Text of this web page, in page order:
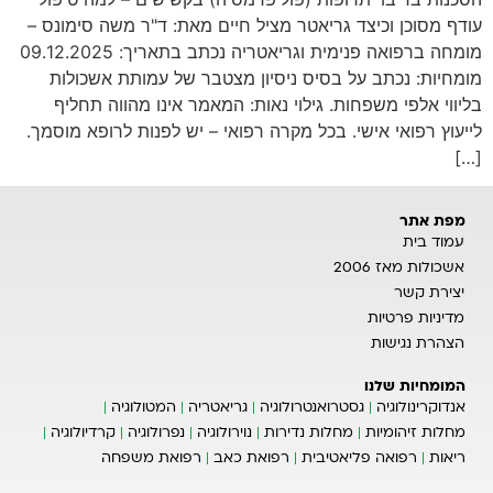
עודף מסוכן וכיצד גריאטר מציל חיים מאת: ד"ר משה סימונס –
מומחה ברפואה פנימית וגריאטריה נכתב בתאריך: 09.12.2025
מומחיות: נכתב על בסיס ניסיון מצטבר של עמותת אשכולות
בליווי אלפי משפחות. גילוי נאות: המאמר אינו מהווה תחליף
לייעוץ רפואי אישי. בכל מקרה רפואי – יש לפנות לרופא מוסמך.
[…]
מפת אתר
עמוד בית
אשכולות מאז 2006
יצירת קשר
מדיניות פרטיות
הצהרת נגישות
המומחיות שלנו
אנדוקרינולוגיה
גסטרואנטרולוגיה גריאטריה
המטולוגיה
מחלות זיהומיות
מחלות נדירות נוירולוגיה נפרולוגיה
קרדיולוגיה
ריאות
רפואה פליאטיבית רפואת כאב רפואת משפחה